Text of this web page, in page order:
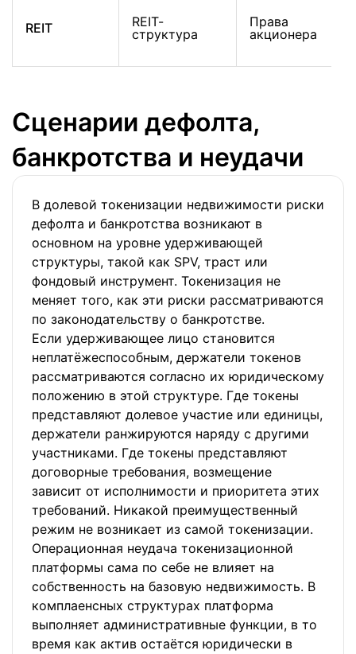
REIT
REIT-
структура
Права
акционера
Сценарии дефолта,
банкротства и неудачи
В долевой токенизации недвижимости риски
дефолта и банкротства возникают в
основном на уровне удерживающей
структуры, такой как SPV, траст или
фондовый инструмент. Токенизация не
меняет того, как эти риски рассматриваются
по законодательству о банкротстве.
Если удерживающее лицо становится
неплатёжеспособным, держатели токенов
рассматриваются согласно их юридическому
положению в этой структуре. Где токены
представляют долевое участие или единицы,
держатели ранжируются наряду с другими
участниками. Где токены представляют
договорные требования, возмещение
зависит от исполнимости и приоритета этих
требований. Никакой преимущественный
режим не возникает из самой токенизации.
Операционная неудача токенизационной
платформы сама по себе не влияет на
собственность на базовую недвижимость. В
комплаенсных структурах платформа
выполняет административные функции, в то
время как актив остаётся юридически в